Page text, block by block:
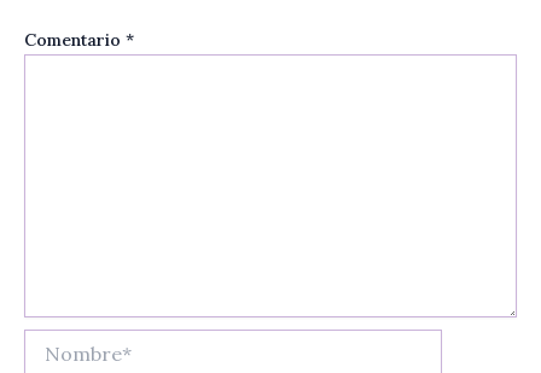
Comentario *